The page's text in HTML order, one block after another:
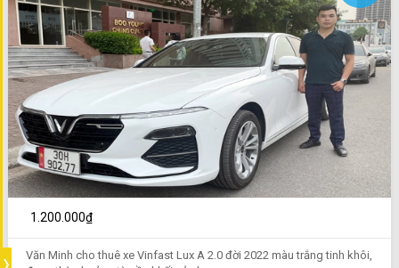
1.200.000₫
Văn Minh cho thuê xe Vinfast Lux A 2.0 đời 2022 màu trắng tinh khôi,